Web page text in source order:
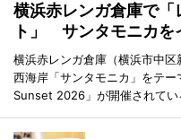
横浜赤レンガ倉庫で「
ト」 サンタモニカ
横浜赤レンガ倉庫（横浜市中
西海岸「サンタモニカ」をテ
Sunset 2026」が開催されてい